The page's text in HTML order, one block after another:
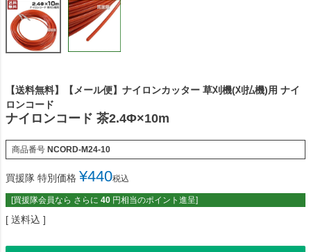
【送料無料】【メール便】ナイロンカッター 草刈機(刈払機)用 ナイ
ロンコード
ナイロンコード 茶2.4Φ×10m
商品番号 NCORD-M24-10
買援隊 特別価格 ¥440税込
[買援隊会員なら さらに 40 円相当のポイント進呈]
送料込